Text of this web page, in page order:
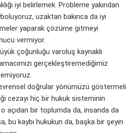
iyi belirlemek. Probleme yakından
uzaktan bakınca da iyi
yaparak çözüme gitmeyi
vermiyor.
çoğunluğu varoluş kaynaklı
gerçekleştiremediğimiz
doğrular yönümüzü göstermeli
cezayı hiç bir hukuk sisteminin
açıdan bir toplumda da, insanda da
bu kaybı hukukun da, başka bir şeyin